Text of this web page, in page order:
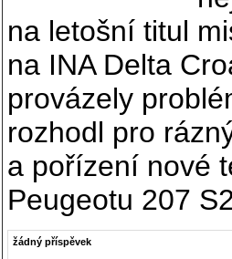
na letošní titul
na INA Delta
provázely
rozhodl pro
a pořízení nové
Peugeotu 207
žádný příspěvek